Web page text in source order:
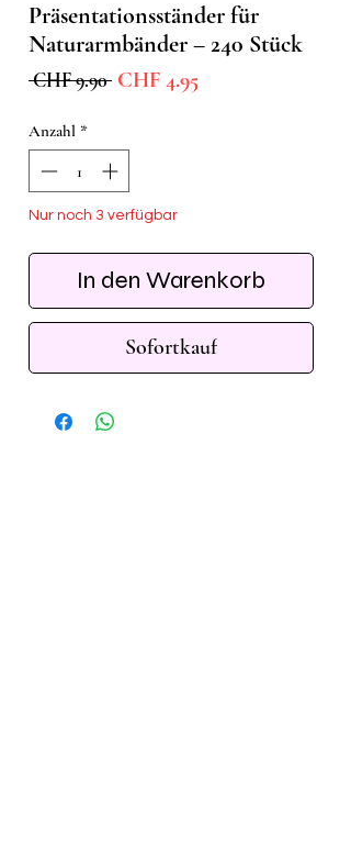
Präsentationsständer für
Naturarmbänder – 240 Stück
CHF 9.90 Standardpreis
CHF 4.95
Anzahl *
Nur noch 3 verfügbar
In den Warenkorb
Sofortkauf